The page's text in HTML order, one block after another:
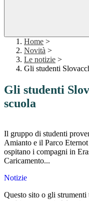
Home >
Novità >
Le notizie >
Gli studenti
Gli studenti
scuola
Il gruppo di studenti
Amianto e il Parco
ospitano i compagni in
Caricamento...
Notizie
Questo sito o gli